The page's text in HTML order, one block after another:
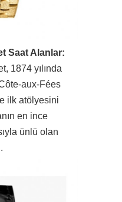
Saat Alanlar:
1874 yılında
aux-Fées
ilk atölyesini
en ince
ünlü olan